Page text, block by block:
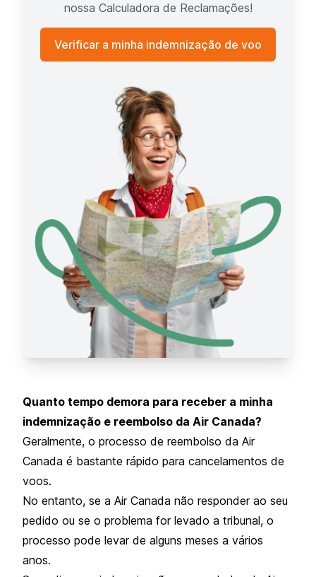
nossa Calculadora de Reclamações!
Verificar a minha indemnização de voo
Quanto tempo demora para receber a minha
indemnização e reembolso da Air Canada?
Geralmente, o processo de reembolso da Air
Canada é bastante rápido para cancelamentos de
voos.
No entanto, se a Air Canada não responder ao seu
pedido ou se o problema for levado a tribunal, o
processo pode levar de alguns meses a vários
anos.